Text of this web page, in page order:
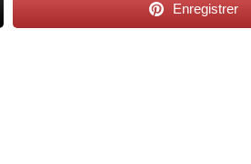
Enregistrer